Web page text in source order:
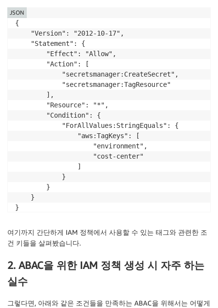
{
    "Version": "2012-10-17",
    "Statement": {
        "Effect": "Allow",
        "Action": [
            "secretsmanager:CreateSecret",
            "secretsmanager:TagResource"
        ],
        "Resource": "*",
        "Condition": {
            "ForAllValues:StringEquals": {
                "aws:TagKeys": [
                    "environment",
                    "cost-center"
                ]
            }
        }
    }
}
JSON
여기까지 간단하게 IAM 정책에서 사용할 수 있는 태그와 관련한 조
건 키들을 살펴봤습니다.
2. ABAC을 위한 IAM 정책 생성 시 자주 하는
실수
그렇다면, 아래와 같은 조건들을 만족하는 ABAC을 위해서는 어떻게